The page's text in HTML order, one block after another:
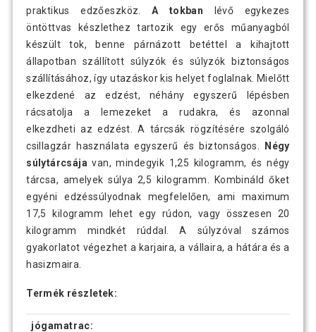
praktikus edzőeszköz.A tokban lévő egykezes
öntöttvas készlethez tartozik egy erős műanyagból
készült tok, benne párnázott betéttel a kihajtott
állapotban szállított súlyzók és súlyzók biztonságos
szállításához, így utazáskor kis helyet foglalnak. Mielőtt
elkezdené az edzést, néhány egyszerű lépésben
rácsatolja a lemezeket a rudakra, és azonnal
elkezdheti az edzést. A tárcsák rögzítésére szolgáló
csillagzár használata egyszerű és biztonságos. Négy
súlytárcsája van, mindegyik 1,25 kilogramm, és négy
tárcsa, amelyek súlya 2,5 kilogramm. Kombináld őket
egyéni edzéssúlyodnak megfelelően, ami maximum
17,5 kilogramm lehet egy rúdon, vagy összesen 20
kilogramm mindkét rúddal. A súlyzóval számos
gyakorlatot végezhet a karjaira, a vállaira, a hátára és a
hasizmaira.
Termék részletek:
jógamatrac: